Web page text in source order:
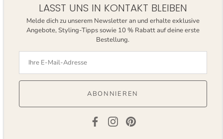
Bewertungen
Bekannts aus
LASST UNS IN KONTAKT BLEIBEN
Melde dich zu unserem Newsletter an und erhalte exklusive
Angebote, Styling-Tipps sowie 10 % Rabatt auf deine erste
Bestellung.
ABONNIEREN